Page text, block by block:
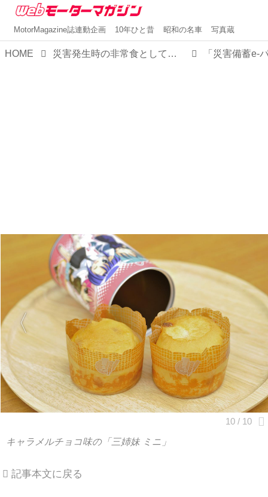
MotorMagazine誌連動企画 10年ひと昔 昭和の名車 写真蔵
HOME 災害発生時の非常食として「災害備蓄 e-パン」24缶セットを防災バッグに用意しておこう！【MMスタイル コレクション】 「災害備蓄e-
キャラメルチョコ味の「三姉妹 ミニ」
記事本文に戻る